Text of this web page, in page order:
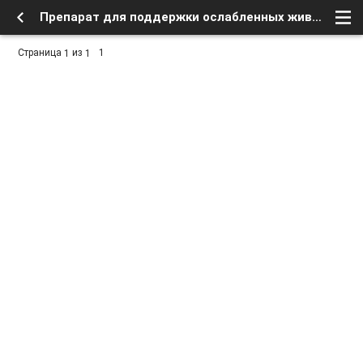
Препарат для поддержки ослабленных животных - Заработок в интернете, бесплатное в сети - Флейм - Форум о спутниковом тв и интернете
Страница 1 из 1 1